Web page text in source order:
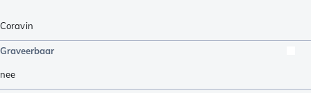
Coravin
Graveerbaar
nee